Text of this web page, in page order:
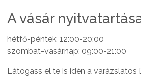
A vásár
hétfő-péntek: 12:00-20:00
szombat-vasárnap: 09:00-21:00
Látogass el te is idén a varázslatos